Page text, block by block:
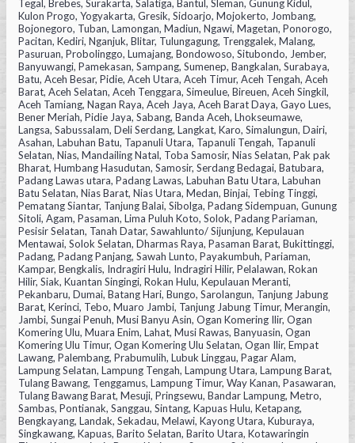
Tegal, Brebes, Surakarta, Salatiga, Bantul, Sleman, Gunung Kidul,
Kulon Progo, Yogyakarta, Gresik, Sidoarjo, Mojokerto, Jombang,
Bojonegoro, Tuban, Lamongan, Madiun, Ngawi, Magetan, Ponorogo,
Pacitan, Kediri, Nganjuk, Blitar, Tulungagung, Trenggalek, Malang,
Pasuruan, Probolinggo, Lumajang, Bondowoso, Situbondo, Jember,
Banyuwangi, Pamekasan, Sampang, Sumenep, Bangkalan, Surabaya,
Batu, Aceh Besar, Pidie, Aceh Utara, Aceh Timur, Aceh Tengah, Aceh
Barat, Aceh Selatan, Aceh Tenggara, Simeulue, Bireuen, Aceh Singkil,
Aceh Tamiang, Nagan Raya, Aceh Jaya, Aceh Barat Daya, Gayo Lues,
Bener Meriah, Pidie Jaya, Sabang, Banda Aceh, Lhokseumawe,
Langsa, Sabussalam, Deli Serdang, Langkat, Karo, Simalungun, Dairi,
Asahan, Labuhan Batu, Tapanuli Utara, Tapanuli Tengah, Tapanuli
Selatan, Nias, Mandailing Natal, Toba Samosir, Nias Selatan, Pak pak
Bharat, Humbang Hasudutan, Samosir, Serdang Bedagai, Batubara,
Padang Lawas utara, Padang Lawas, Labuhan Batu Utara, Labuhan
Batu Selatan, Nias Barat, Nias Utara, Medan, Binjai, Tebing Tinggi,
Pematang Siantar, Tanjung Balai, Sibolga, Padang Sidempuan, Gunung
Sitoli, Agam, Pasaman, Lima Puluh Koto, Solok, Padang Pariaman,
Pesisir Selatan, Tanah Datar, Sawahlunto/ Sijunjung, Kepulauan
Mentawai, Solok Selatan, Dharmas Raya, Pasaman Barat, Bukittinggi,
Padang, Padang Panjang, Sawah Lunto, Payakumbuh, Pariaman,
Kampar, Bengkalis, Indragiri Hulu, Indragiri Hilir, Pelalawan, Rokan
Hilir, Siak, Kuantan Singingi, Rokan Hulu, Kepulauan Meranti,
Pekanbaru, Dumai, Batang Hari, Bungo, Sarolangun, Tanjung Jabung
Barat, Kerinci, Tebo, Muaro Jambi, Tanjung Jabung Timur, Merangin,
Jambi, Sungai Penuh, Musi Banyu Asin, Ogan Komering Ilir, Ogan
Komering Ulu, Muara Enim, Lahat, Musi Rawas, Banyuasin, Ogan
Komering Ulu Timur, Ogan Komering Ulu Selatan, Ogan Ilir, Empat
Lawang, Palembang, Prabumulih, Lubuk Linggau, Pagar Alam,
Lampung Selatan, Lampung Tengah, Lampung Utara, Lampung Barat,
Tulang Bawang, Tenggamus, Lampung Timur, Way Kanan, Pasawaran,
Tulang Bawang Barat, Mesuji, Pringsewu, Bandar Lampung, Metro,
Sambas, Pontianak, Sanggau, Sintang, Kapuas Hulu, Ketapang,
Bengkayang, Landak, Sekadau, Melawi, Kayong Utara, Kuburaya,
Singkawang, Kapuas, Barito Selatan, Barito Utara, Kotawaringin